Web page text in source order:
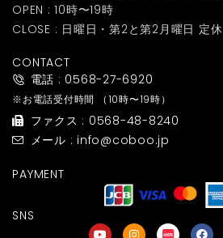
OPEN : 10時〜19時
CLOSE : 日曜日・第2と第2月曜日 定休
CONTACT
電話 : 0568-27-6920
※お電話受付時間 （10時〜19時）
ファクス : 0568-48-8240
メール : info@coboo.jp
PAYMENT
SNS